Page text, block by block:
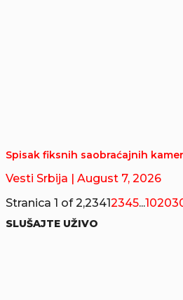
Spisak fiksnih saobraćajnih
Vesti Srbija
| August 7, 2026
Stranica 1 of 2,23412345...1020
SLUŠAJTE UŽIVO